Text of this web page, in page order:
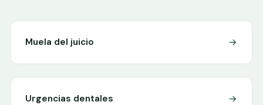
Muela del juicio
Urgencias dentales